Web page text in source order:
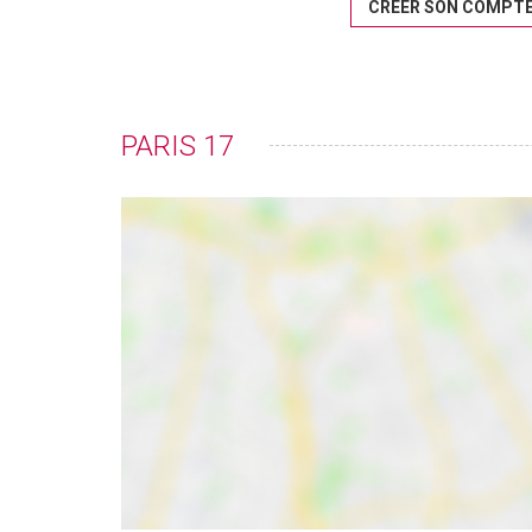
CRÉER SON
PARIS 17